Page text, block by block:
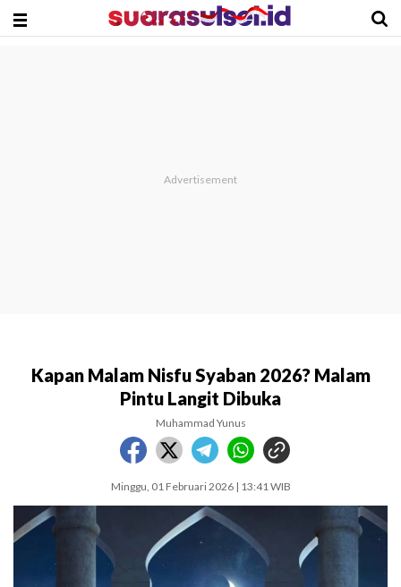
Kapan Malam Nisfu Syaban 2026? Malam
Pintu Langit Dibuka
Muhammad Yunus
Minggu, 01 Februari 2026 | 13:41 WIB